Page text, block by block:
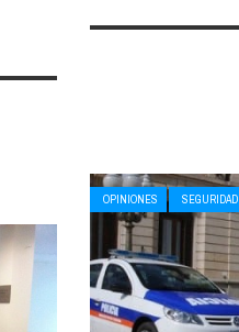
OPINIONES SEGURIDAD